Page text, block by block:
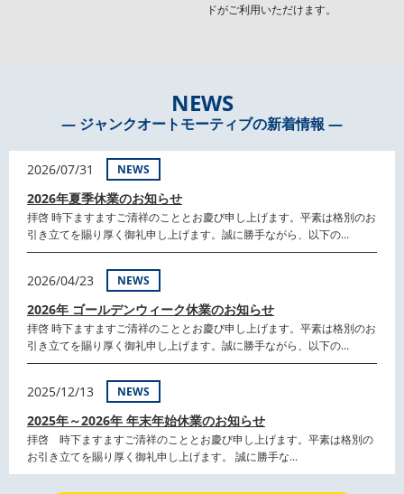
ドがご利用いただけます。
NEWS
― ジャンクオートモーティブの新着情報 ―
2026/07/31 NEWS
2026年夏季休業のお知らせ
拝啓 時下ますますご清祥のこととお慶び申し上げます。平素は格別のお
引き立てを賜り厚く御礼申し上げます。誠に勝手ながら、以下の...
2026/04/23 NEWS
2026年 ゴールデンウィーク休業のお知らせ
拝啓 時下ますますご清祥のこととお慶び申し上げます。平素は格別のお
引き立てを賜り厚く御礼申し上げます。誠に勝手ながら、以下の...
2025/12/13 NEWS
2025年～2026年 年末年始休業のお知らせ
拝啓 時下ますますご清祥のこととお慶び申し上げます。平素は格別の
お引き立てを賜り厚く御礼申し上げます。 誠に勝手な...